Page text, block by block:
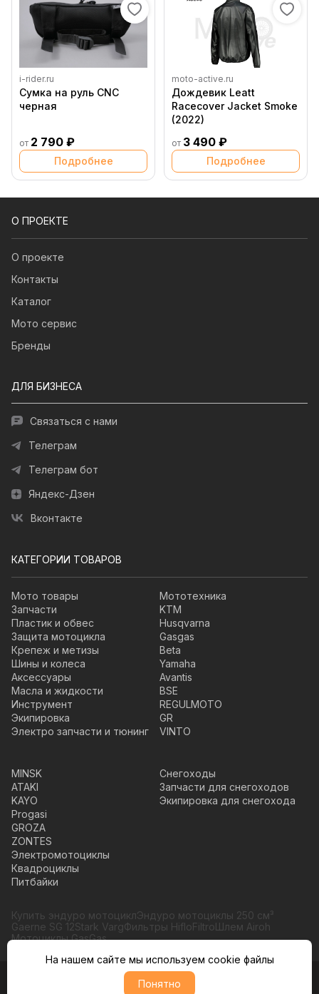
i-rider.ru
Сумка на руль CNC
черная
от 2 790 ₽
Подробнее
moto-active.ru
Дождевик Leatt
Racecover Jacket Smoke
(2022)
от 3 490 ₽
Подробнее
О ПРОЕКТЕ
О проекте
Контакты
Каталог
Мото сервис
Бренды
ДЛЯ БИЗНЕСА
Связаться с нами
Телеграм
Телеграм бот
Яндекс-Дзен
Вконтакте
КАТЕГОРИИ ТОВАРОВ
Мото товары
Запчасти
Пластик и обвес
Защита мотоцикла
Крепеж и метизы
Шины и колеса
Аксессуары
Масла и жидкости
Инструмент
Экипировка
Электро запчасти и тюнинг
Мототехника
KTM
Husqvarna
Gasgas
Beta
Yamaha
Avantis
BSE
REGULMOTO
GR
VINTO
MINSK
ATAKI
KAYO
Progasi
GROZA
ZONTES
Электромотоциклы
Квадроциклы
Питбайки
Снегоходы
Запчасти для снегоходов
Экипировка для снегохода
Купить эндуро мотоциклЭндуро мотоциклы 250 см³
Gaerne SG 12Stark VargФильтры HifloFiltroШлем Airoh
Мотоциклы GasGas
© Moto365, Все права защищены
На нашем сайте мы используем cookie файлы
Понятно